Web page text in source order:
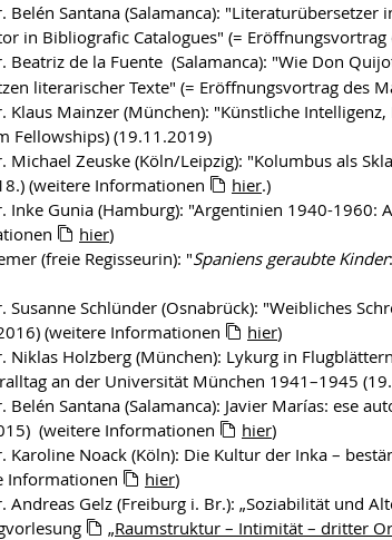
Belén Santana (Salamanca):
in Bibliografic Catalogues" (=
Beatriz de la Fuente (Salamanca): "Wie Don
literarischer Texte" (= Eröffnungsvortrag des
Klaus Mainzer (München): "Künstliche
Fellowships) (19.11.2019)
Michael Zeuske (Köln/Leipzig): "Kolumbus als
(weitere Informationen
hier.)
Inke Gunia (Hamburg): "Argentinien 1940-
hier)
(freie Regisseurin): "Spaniens geraubte Kinder
Susanne Schlünder (Osnabrück): "Weibliches
(weitere Informationen
hier)
Niklas Holzberg (München): Lykurg in
an der Universität München 1941–1945
Belén Santana (Salamanca): Javier Marías: ese
(weitere Informationen
hier)
Karoline Noack (Köln): Die Kultur der Inka –
Informationen
hier)
Andreas Gelz (Freiburg i. Br.): „Soziabilität und
„Raumstruktur – Intimität – dritter